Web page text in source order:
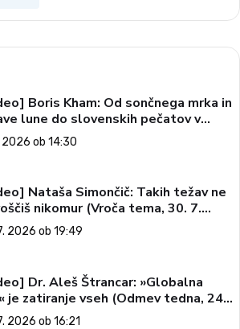
Boris Kham: Od sončnega mrka in
lune do slovenskih pečatov v
(Vroča tema, 2. 8. 2026)
2026 ob 14:30
Nataša Simončič: Takih težav ne
nikomur (Vroča tema, 30. 7.
2026 ob 19:49
Dr. Aleš Štrancar: »Globalna
je zatiranje vseh (Odmev tedna, 24.
2026 ob 16:21